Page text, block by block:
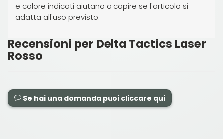
e colore indicati aiutano a capire se l'articolo si
adatta all'uso previsto.
Recensioni per Delta Tactics Laser
Rosso
Se hai una domanda puoi cliccare qui